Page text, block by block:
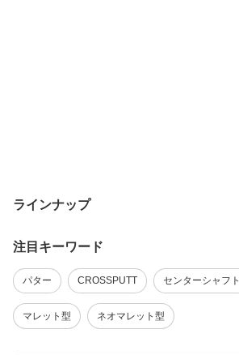
ラインナップ
注目キーワード
パター CROSSPUTT センターシャフト
マレット型 ネオマレット型